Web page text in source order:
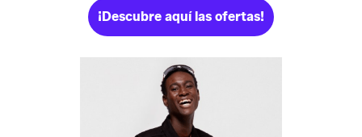
¡Descubre aquí las ofertas!